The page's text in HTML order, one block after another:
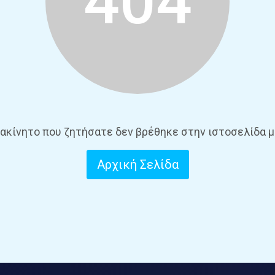
που ζητήσατε δεν βρέθηκε στην ιστοσελίδα
Αρχική Σελίδα